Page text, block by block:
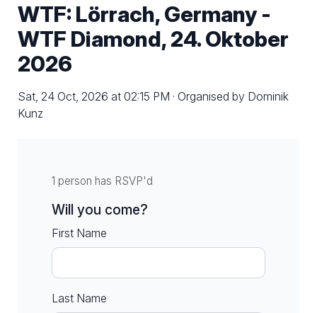
WTF: Lörrach, Germany -
WTF Diamond, 24. Oktober
2026
Sat, 24 Oct, 2026 at 02:15 PM · Organised by Dominik
Kunz
1 person has RSVP'd
Will you come?
First Name
Last Name